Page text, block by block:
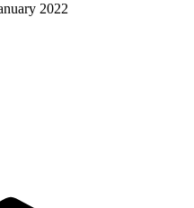
2022